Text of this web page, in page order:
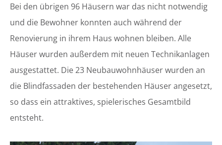
Bei den übrigen 96 Häusern war das nicht notwendig
und die Bewohner konnten auch während der
Renovierung in ihrem Haus wohnen bleiben. Alle
Häuser wurden außerdem mit neuen Technikanlagen
ausgestattet. Die 23 Neubauwohnhäuser wurden an
die Blindfassaden der bestehenden Häuser angesetzt,
so dass ein attraktives, spielerisches Gesamtbild
entsteht.